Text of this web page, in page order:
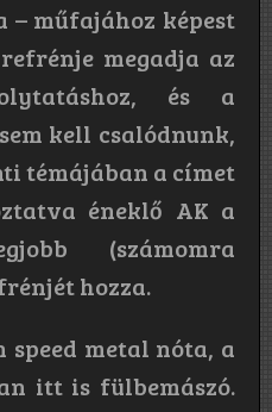
műfajához képest
megadja az
és a
kell csalódnunk,
témájában a címet
éneklő AK a
(számomra
hozza.
speed metal nóta, a
itt is fülbemászó.